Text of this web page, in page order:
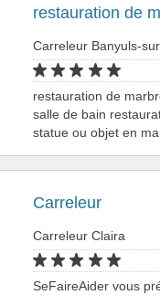
restauration de
Carreleur Banyuls-
restauration de
salle de bain
statue ou objet en
Carreleur
Carreleur Claira
SeFaireAider vous